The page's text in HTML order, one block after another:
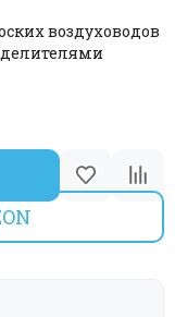
воздуховодов